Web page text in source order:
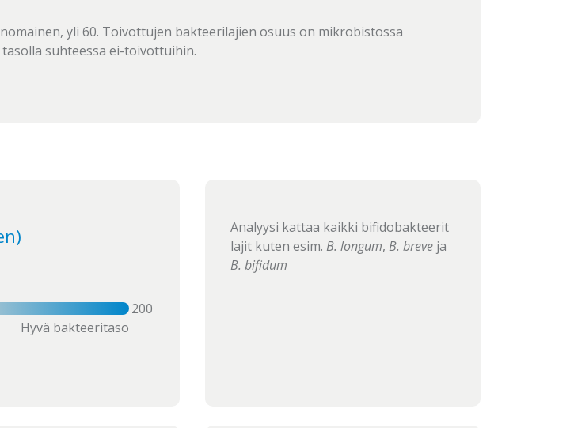
yli 60. Toivottujen bakteerilajien osuus on mikrobistossa
suhteessa ei-toivottuihin.
200
Hyvä bakteeritaso
Analyysi kattaa kaikki bifidobakteerit
lajit kuten esim. B. longum, B. breve ja
B. bifidum